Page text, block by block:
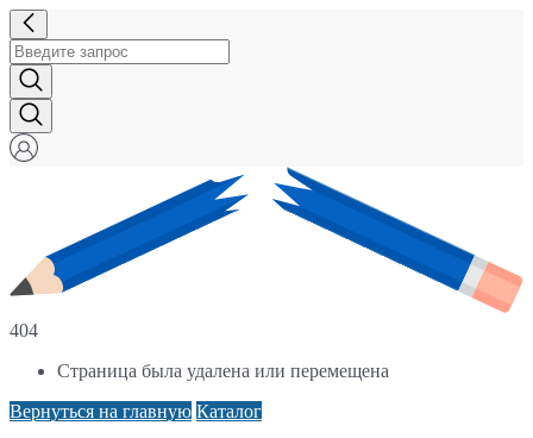
404
Страница была удалена или перемещена
Вернуться на главную Каталог